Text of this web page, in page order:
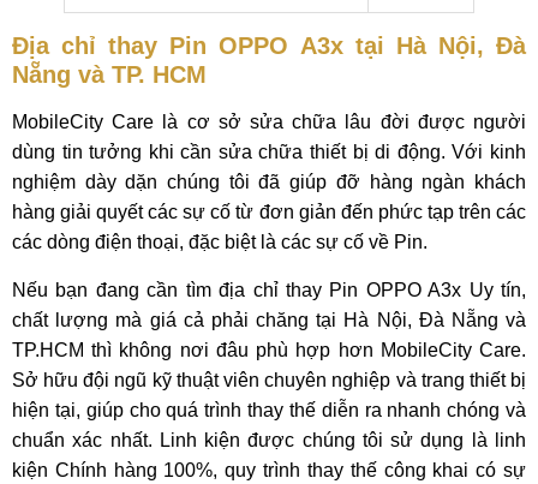
Địa chỉ thay Pin OPPO A3x tại Hà Nội, Đà
Nẵng và TP. HCM
MobileCity Care là cơ sở sửa chữa lâu đời được người
dùng tin tưởng khi cần sửa chữa thiết bị di động. Với kinh
nghiệm dày dặn chúng tôi đã giúp đỡ hàng ngàn khách
hàng giải quyết các sự cố từ đơn giản đến phức tạp trên các
các dòng điện thoại, đặc biệt là các sự cố về Pin.
Nếu bạn đang cần tìm địa chỉ thay Pin OPPO A3x Uy tín,
chất lượng mà giá cả phải chăng tại Hà Nội, Đà Nẵng và
TP.HCM thì không nơi đâu phù hợp hơn MobileCity Care.
Sở hữu đội ngũ kỹ thuật viên chuyên nghiệp và trang thiết bị
hiện tại, giúp cho quá trình thay thế diễn ra nhanh chóng và
chuẩn xác nhất. Linh kiện được chúng tôi sử dụng là linh
kiện Chính hàng 100%, quy trình thay thế công khai có sự